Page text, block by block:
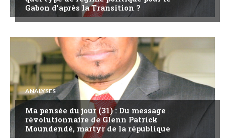
Gabon d’après la Transition ?
ANALYSES
Ma pensée du jour (31) : Du message
révolutionnaire de Glenn Patrick
Moundendé, martyr de la république